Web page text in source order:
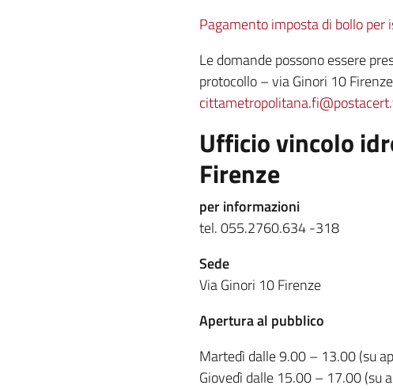
Pagamento imposta di bollo
Le domande possono essere
protocollo – via Ginori 10
Ufficio vincolo
Firenze
per informazioni
tel. 055.2760.634 -318
Sede
Via Ginori 10 Firenze
Apertura al pubblico
Martedì dalle 9.00 – 13.00 (su
Giovedì dalle 15.00 – 17.00 (su